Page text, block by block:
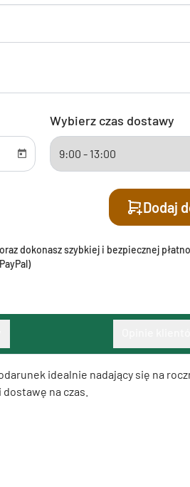
Wybierz czas dostawy
Dodaj
dokonasz szybkiej i bezpiecznej
idealnie nadający się na
na czas.